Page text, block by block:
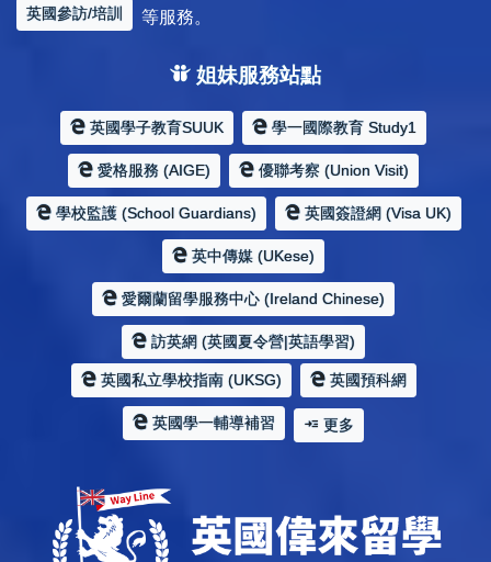
英國參訪/培訓 等服務。
姐妹服務站點
英國學子教育SUUK 學一國際教育 Study1
愛格服務 (AIGE) 優聯考察 (Union Visit)
學校監護 (School Guardians) 英國簽證網 (Visa UK)
英中傳媒 (UKese)
愛爾蘭留學服務中心 (Ireland Chinese)
訪英網 (英國夏令營|英語學習)
英國私立學校指南 (UKSG) 英國預科網
英國學一輔導補習 更多